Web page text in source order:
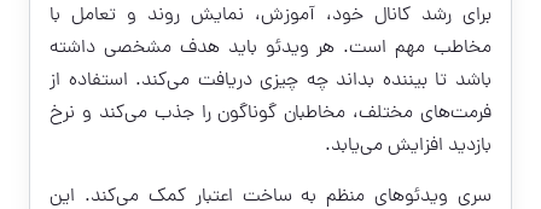
برای رشد کانال خود، آموزش، نمایش روند و تعامل با
مخاطب مهم است. هر ویدئو باید هدف مشخصی داشته
باشد تا بیننده بداند چه چیزی دریافت می‌کند. استفاده از
فرمت‌های مختلف، مخاطبان گوناگون را جذب می‌کند و نرخ
بازدید افزایش می‌یابد.
سری ویدئوهای منظم به ساخت اعتبار کمک می‌کند. این